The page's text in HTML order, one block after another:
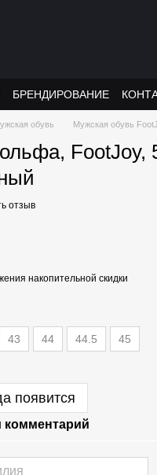
БРЕНДИРОВАНИЕ
обувь Мужская обувь
FootJoy,
отзыв
накопительной скидки
43 44 44.5 45
появится